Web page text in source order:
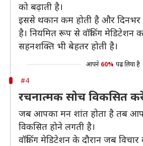
को बढ़ाती है।
इससे थकान कम होती है और दिनभर
है। नियमित रूप से वॉकिंग
सहनशक्ति भी बेहतर होती है।
आपने 60% पढ़ लिया है
#4
रचनात्मक सोच विकसित
जब आपका मन शांत होता है तब
विकसित होने लगती है।
वॉकिंग मेडिटेशन के दौरान जब